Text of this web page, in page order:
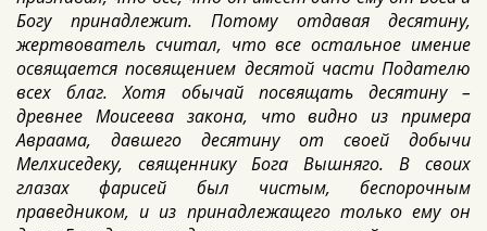
Богу принадлежит. Потому отдавая десятину,
жертвователь считал, что все остальное имение
освящается посвящением десятой части Подателю
всех благ. Хотя обычай посвящать десятину –
древнее Моисеева закона, что видно из примера
Авраама, давшего десятину от своей добычи
Мелхиседеку, священнику Бога Вышняго. В своих
глазах фарисей был чистым, беспорочным
праведником, и из принадлежащего только ему он